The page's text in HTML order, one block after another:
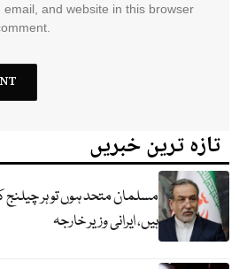
email, and website in this browser
تازہ ترین خبریں
مسلمان متحد ہوں تو ہر
ہیں، ایرانی وزیر خارجہ